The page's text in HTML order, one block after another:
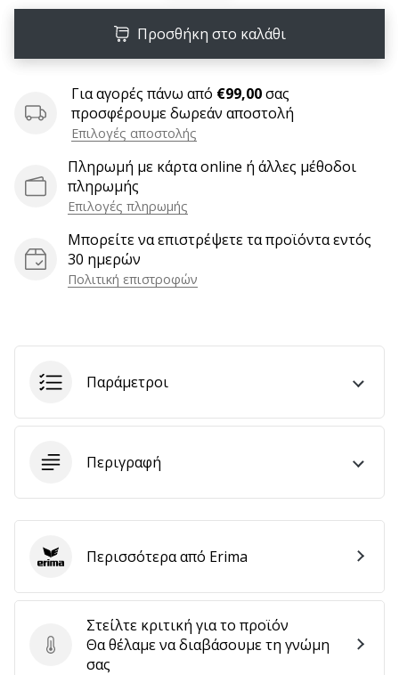
Είσαι
του
χάντμπολ
Γίνε
πρεσβευτής/
της
μάρκας
όλων
άρθρων
Προσθήκη στο καλάθι
Για αγορές πάνω από €99,00σας
προσφέρουμε δωρεάν αποστολή
Επιλογές αποστολής
Πληρωμή με κάρτα online ή άλλες μέθοδοι
πληρωμής
Επιλογές πληρωμής
Μπορείτε να επιστρέψετε τα προϊόντα εντός
30 ημερών
Πολιτική επιστροφών
Παράμετροι
Περιγραφή
Στείλτε κριτική για το προϊόν
Στείλτε κριτική για το προϊόν
Θα θέλαμε να διαβάσουμε τη γνώμη
σας
ErimaΠερισσότερα από Erima